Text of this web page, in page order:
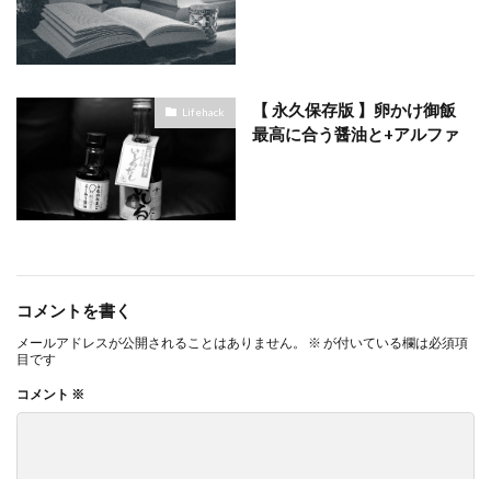
Lifehack
【 永久保存版 】卵かけ御飯
最高に合う醤油と+アルファ
コメントを書く
メールアドレスが公開されることはありません。 ※ が付いている欄は必須項
目です
コメント ※